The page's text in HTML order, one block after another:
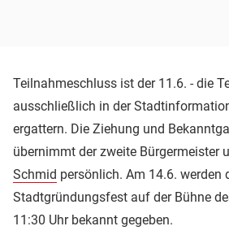
Teilnahmeschluss ist der 11.6. - die
ausschließlich in der
ergattern. Die Ziehung und
übernimmt der zweite Bürgermeister
Schmid persönlich. Am 14.6. werden
Stadtgründungsfest auf der Bühne
11:30 Uhr bekannt gegeben.